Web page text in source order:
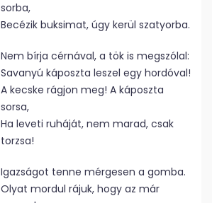
sorba,
Becézik buksimat, úgy kerül szatyorba.
Nem bírja cérnával, a tök is megszólal:
Savanyú káposzta leszel egy hordóval!
A kecske rágjon meg! A káposzta
sorsa,
Ha leveti ruháját, nem marad, csak
torzsa!
Igazságot tenne mérgesen a gomba.
Olyat mordul rájuk, hogy az már